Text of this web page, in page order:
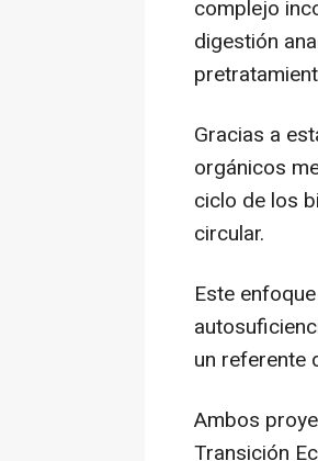
complejo
digestión
Gracias a
orgánicos
ciclo de los
circular.
Este
un referente
Ambos
Transición